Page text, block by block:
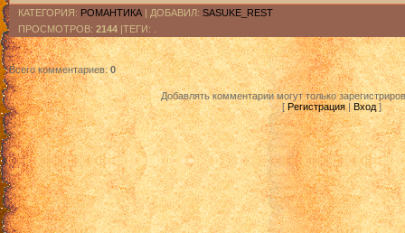
5 эпизод
6 эпизод
7 эпизод
8 эпизод
КАТЕГОРИЯ: РОМАНТИКА | ДОБАВИЛ: SASUKE_REST
ПРОСМОТРОВ: 2144 |ТЕГИ: .
Всего комментариев:0
Добавлять комментарии могут только
[Регистрация|Вход]